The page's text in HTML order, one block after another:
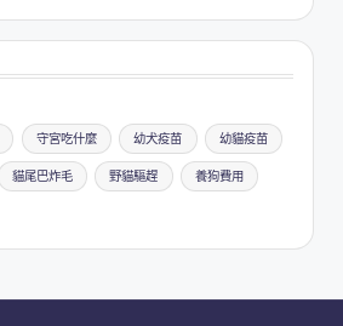
守宮吃什麼 幼犬疫苗 幼貓疫苗
貓尾巴炸毛 野貓驅趕 養狗費用